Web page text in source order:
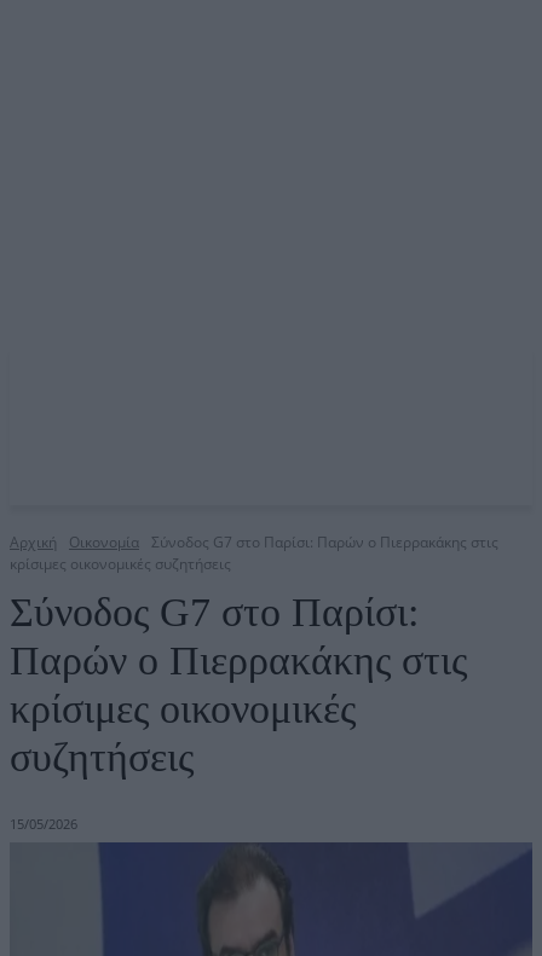
Αρχική Οικονομία
Σύνοδος G7 στο Παρίσι: Παρών ο Πιερρακάκης στις
κρίσιμες οικονομικές συζητήσεις
Σύνοδος G7 στο Παρίσι:
Παρών ο Πιερρακάκης στις
κρίσιμες οικονομικές
συζητήσεις
15/05/2026